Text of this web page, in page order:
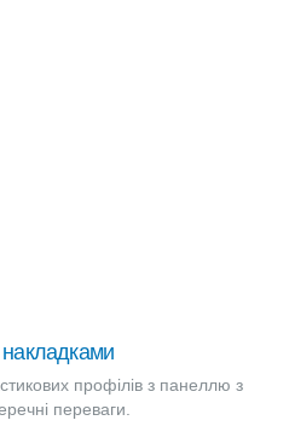
накладками
профілів з панеллю з
переваги.